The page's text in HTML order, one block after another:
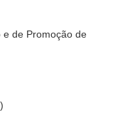
de Promoção de